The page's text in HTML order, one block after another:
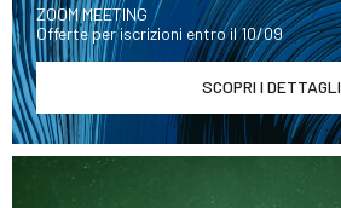
ZOOM MEETING
Offerte per iscrizioni entro il 10/09
SCOPRI I DETTAGLI